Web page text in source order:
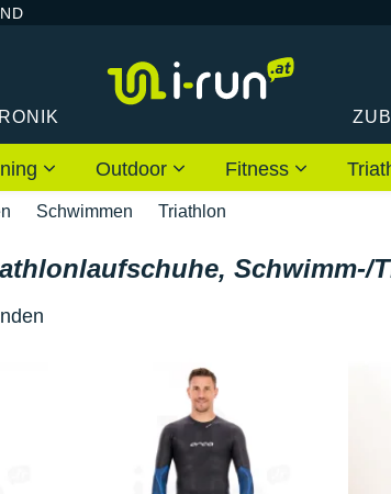
Outdoor Fitness
Schwimmen Triathlon